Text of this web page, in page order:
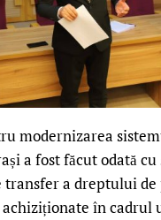
modernizarea
a fost făcut odată cu
transfer a dreptului
în cadrul